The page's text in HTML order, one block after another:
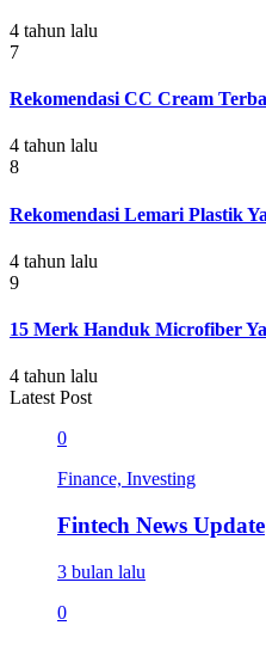
4 tahun lalu
7
Rekomendasi CC Cream
4 tahun lalu
8
Rekomendasi Lemari Plastik
4 tahun lalu
9
15 Merk Handuk Microfiber
4 tahun lalu
Latest Post
0
Finance, Investing
Fintech News Update
3 bulan lalu
0